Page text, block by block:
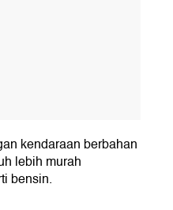
kendaraan berbahan
lebih murah
bensin.